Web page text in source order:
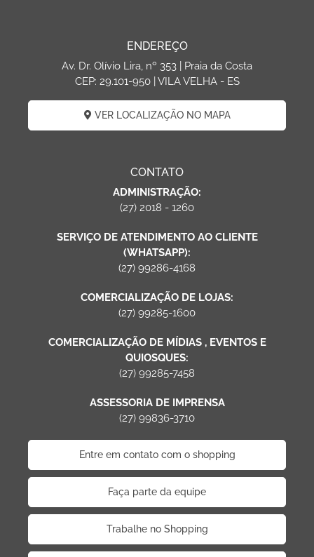
ENDEREÇO
Av. Dr. Olívio Lira, nº 353 | Praia da Costa
CEP: 29.101-950 | VILA VELHA - ES
VER LOCALIZAÇÃO NO MAPA
CONTATO
ADMINISTRAÇÃO:
(27) 2018 - 1260
SERVIÇO DE ATENDIMENTO AO CLIENTE
(WHATSAPP):
(27) 99286-4168
COMERCIALIZAÇÃO DE LOJAS:
(27) 99285-1600
COMERCIALIZAÇÃO DE MÍDIAS , EVENTOS E
QUIOSQUES:
(27) 99285-7458
ASSESSORIA DE IMPRENSA
(27) 99836-3710
Entre em contato com o shopping
Faça parte da equipe
Trabalhe no Shopping